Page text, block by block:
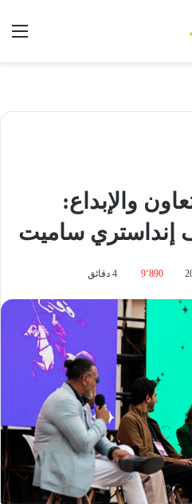
والإبداع:
إنداستري ساميت
9٬890